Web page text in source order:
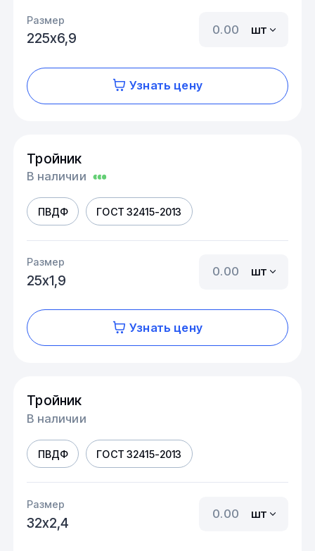
Размер
225х6,9
шт
Узнать цену
Тройник
В наличии
ПВДФ ГОСТ 32415-2013
Размер
25х1,9
шт
Узнать цену
Тройник
В наличии
ПВДФ ГОСТ 32415-2013
Размер
32х2,4
шт